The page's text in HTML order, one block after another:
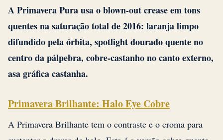
A Primavera Pura usa o blown-out crease em tons
quentes na saturação total de 2016: laranja limpo
difundido pela órbita, spotlight dourado quente no
centro da pálpebra, cobre-castanho no canto externo,
asa gráfica castanha.
Primavera Brilhante: Halo Eye Cobre
A Primavera Brilhante tem o contraste e o croma para